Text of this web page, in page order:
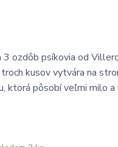
ozdôb psíkovia od
kusov vytvára na
ktorá pôsobí veľmi milo a